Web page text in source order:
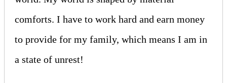
comforts. I have to work hard and earn money
to provide for my family, which means I am in
a state of unrest!